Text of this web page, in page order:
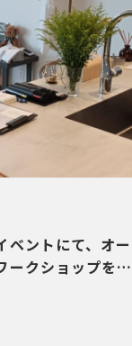
ベントにて、オー
ークショップを実